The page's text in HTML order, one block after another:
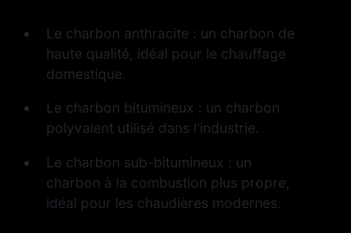
Le charbon anthracite : un charbon de
haute qualité, idéal pour le chauffage
domestique.
Le charbon bitumineux : un charbon
polyvalent utilisé dans l'industrie.
Le charbon sub-bitumineux : un
charbon à la combustion plus propre,
idéal pour les chaudières modernes.